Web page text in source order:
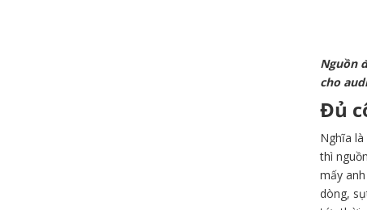
Nguồn
cho
Đủ
Nghĩa
thì
mấy
dòng,